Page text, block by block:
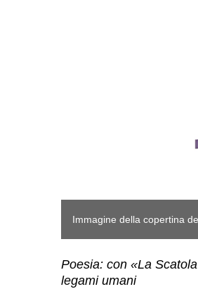
Immagine della copertina
Poesia: con «La
legami umani